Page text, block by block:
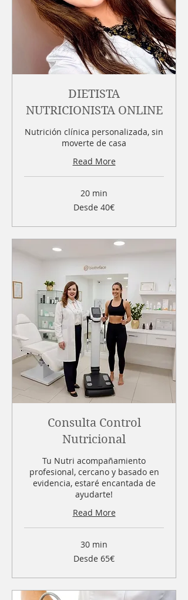
DIETISTA
NUTRICIONISTA ONLINE
Nutrición clínica personalizada, sin
moverte de casa
Read More
20 min
Desde 40€
Consulta Control
Nutricional
Tu Nutri acompañamiento
profesional, cercano y basado en
evidencia, estaré encantada de
ayudarte!
Read More
30 min
Desde 65€